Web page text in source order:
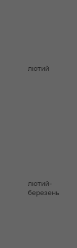
лютий
лютий-
березень